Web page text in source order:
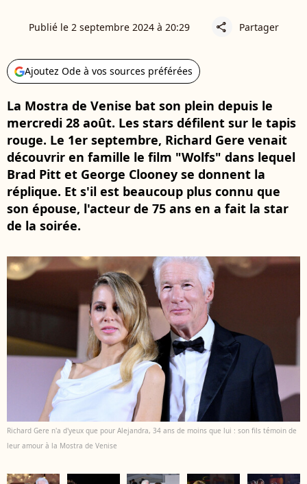
Publié le 2 septembre 2024 à 20:29 share Partager
Ajoutez Ode à vos sources préférées
La Mostra de Venise bat son plein depuis le
mercredi 28 août. Les stars défilent sur le tapis
rouge. Le 1er septembre, Richard Gere venait
découvrir en famille le film "Wolfs" dans lequel
Brad Pitt et George Clooney se donnent la
réplique. Et s'il est beaucoup plus connu que
son épouse, l'acteur de 75 ans en a fait la star
de la soirée.
Richard Gere n'a d'yeux que pour Alejandra, 34 ans de moins que lui : son fils témoin de
leur amour à la Mostra de Venise